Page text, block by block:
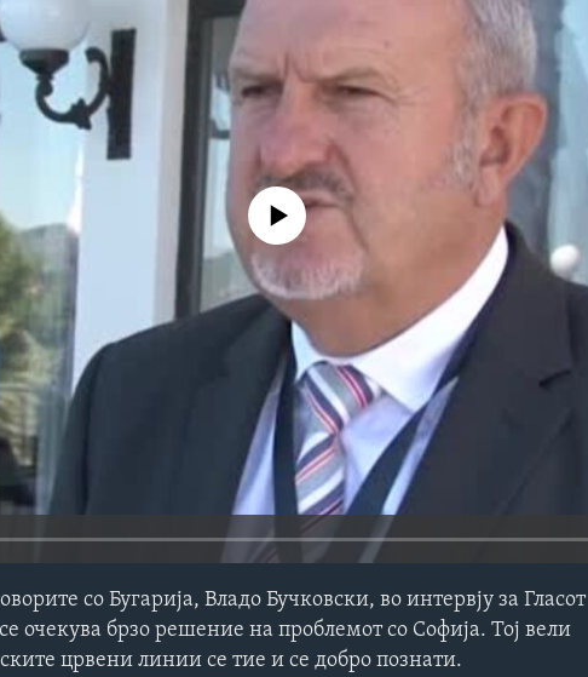
No media source currently available
со Бугарија, Владо Бучковски, во интервју за Гласот
очекува брзо решение на проблемот со Софија. Тој вели
црвени линии се тие и се добро познати.